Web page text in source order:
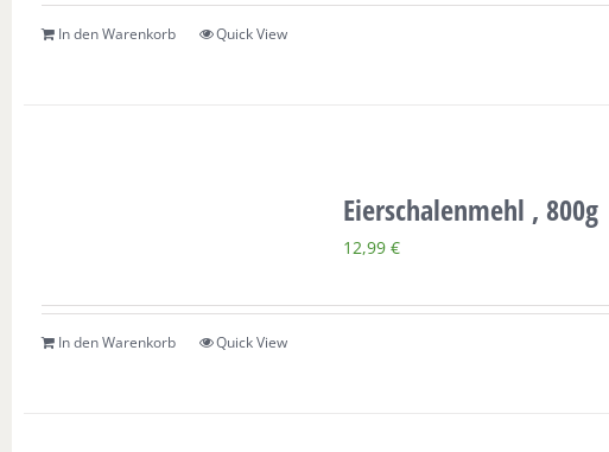
In den Warenkorb Quick View
Eierschalenmehl , 800g
12,99€
In den Warenkorb Quick View